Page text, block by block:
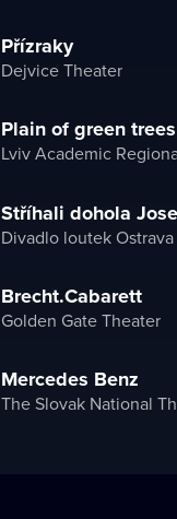
Přízraky
Dejvice Theater
Plain of green trees
Stříhali dohola
Divadlo loutek Ostrava
Brecht.Cabarett
Golden Gate Theater
Mercedes Benz
The Slovak National